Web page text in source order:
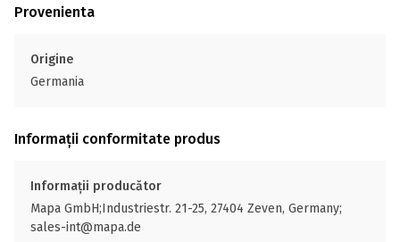
Provenienta
Origine
Germania
Informații conformitate produs
Informații producător
Mapa GmbH;Industriestr. 21-25, 27404 Zeven, Germany;
sales-int@mapa.de